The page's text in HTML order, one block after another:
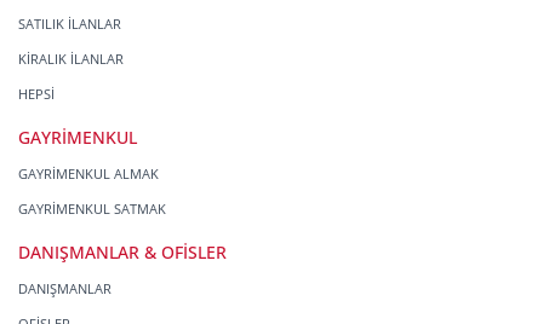
SATILIK İLANLAR
KİRALIK İLANLAR
HEPSİ
GAYRİMENKUL
GAYRİMENKUL ALMAK
GAYRİMENKUL SATMAK
DANIŞMANLAR & OFİSLER
DANIŞMANLAR